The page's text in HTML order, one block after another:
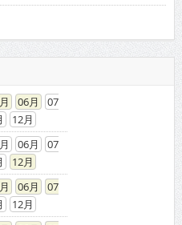
06
07
12
06
07
12
06
07
12